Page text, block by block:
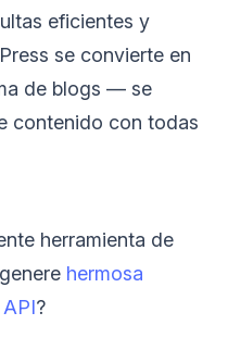
eficientes y
se convierte en
de blogs — se
contenido con todas
herramienta de
hermosa
?